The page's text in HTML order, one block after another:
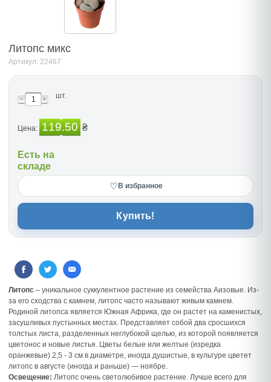
Литопс микс
Артикул: 22467
шт.
Цена: 119.50 ₴
Есть на
складе
♡ В избранное
Купить!
Литопс – уникальное суккулентное растение из семейства Аизовые. Из-
за его сходства с камнем, литопс часто называют живым камнем.
Родиной литопса является Южная Африка, где он растет на каменистых,
засушливых пустынных местах. Представляет собой два сросшихся
толстых листа, разделенных неглубокой щелью, из которой появляется
цветонос и новые листья. Цветы белые или желтые (изредка
оранжевые) 2,5 - 3 см в диаметре, иногда душистые, в культуре цветет
литопс в августе (иногда и раньше) — ноябре.
Освещение: Литопс очень светолюбивое растение. Лучше всего для